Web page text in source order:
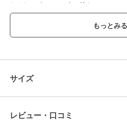
なめらかヴェールで包み込む。
自信が宿る。指先まで、見惚れる手へ。
グリチルリチン酸*4×ヨモギ葉エキス*5。
べたつかない。
即、起動できる。
サイズ
レビュー・口コミ